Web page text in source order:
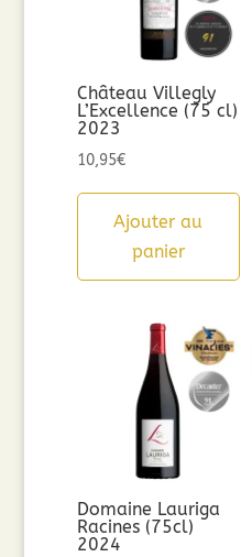
Château Villegly
L’Excellence (75 cl)
2023
10,95€
Ajouter au
panier
Domaine Lauriga
Racines (75cl)
2024